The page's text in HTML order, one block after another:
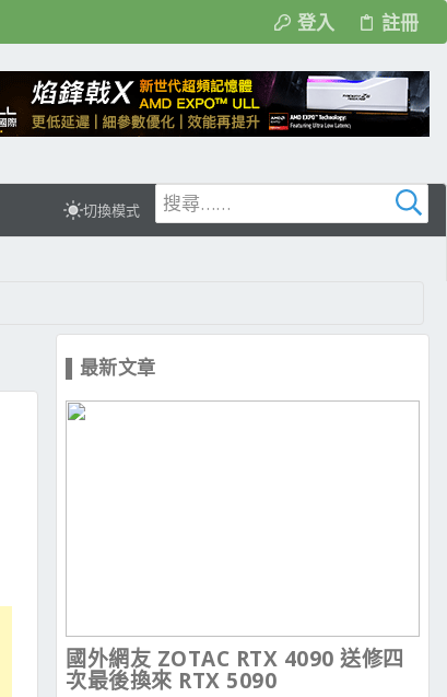
登入 註冊
切換模式
▌最新文章
國外網友 ZOTAC RTX 4090 送修四
次最後換來 RTX 5090